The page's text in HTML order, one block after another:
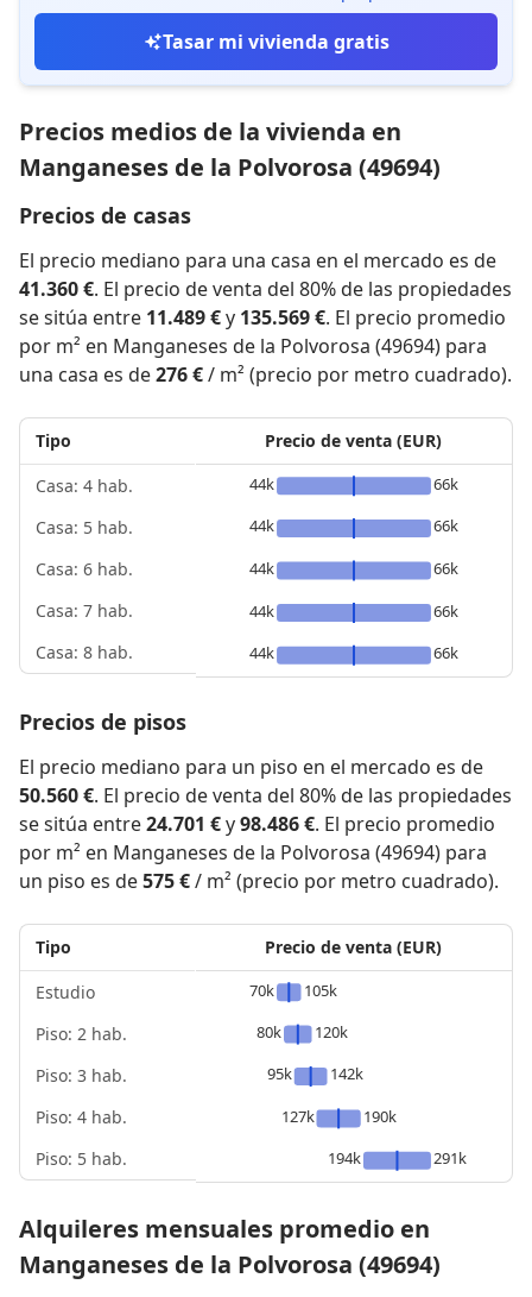
Tasar mi vivienda gratis
Precios medios de la vivienda en
Manganeses de la Polvorosa (49694)
Precios de casas
El precio mediano para una casa en el mercado es de
41.360 €. El precio de venta del 80% de las propiedades
se sitúa entre 11.489 €y 135.569 €. El precio promedio
por m² en Manganeses de la Polvorosa (49694) para
una casa es de276 €/ m² (precio por metro cuadrado).
Tipo
Casa: 4 hab.
Casa: 5 hab.
Casa: 6 hab.
Casa: 7 hab.
Casa: 8 hab.
Precio de venta (EUR)
44k
66k
44k
66k
44k
66k
44k
66k
44k
66k
Precios de pisos
El precio mediano para un piso en el mercado es de
50.560 €. El precio de venta del 80% de las propiedades
se sitúa entre24.701 €y98.486 €. El precio promedio
por m² en Manganeses de la Polvorosa (49694) para
un piso es de575 €/ m² (precio por metro cuadrado).
Tipo
Estudio
Piso: 2 hab.
Piso: 3 hab.
Piso: 4 hab.
Piso: 5 hab.
Precio de venta (EUR)
70k
105k
80k
120k
95k
142k
127k
190k
194k
291k
Alquileres mensuales promedio en
Manganeses de la Polvorosa (49694)